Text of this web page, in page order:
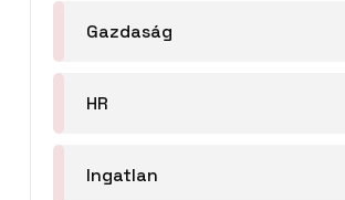
Gazdaság
HR
Ingatlan